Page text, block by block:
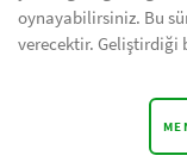
oynayabilirsiniz. Bu
verecektir. Geliştirdiği